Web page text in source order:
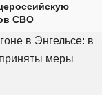
СВО